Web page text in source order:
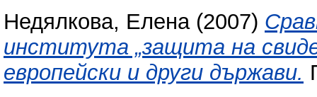
Недялкова, Елена(2007)
института „защита на
европейски и други държави.